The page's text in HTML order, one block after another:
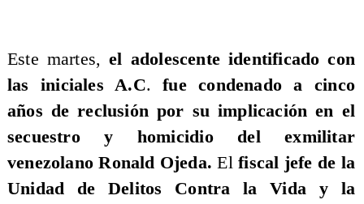
Este martes,el adolescente identificado con
las iniciales A.C.fue condenado a cinco
años de reclusión por su implicación en el
secuestro y homicidio del exmilitar
venezolano Ronald Ojeda. Elfiscal jefe de la
Unidad de Delitos Contra la Vida y la